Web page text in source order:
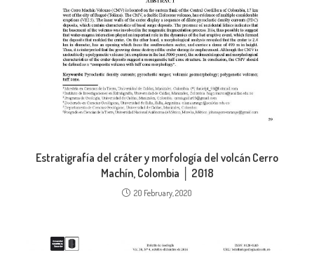
Estratigrafía del cráter y morfología del volcán Cerro
Machín, Colombia │ 2018
20 February, 2020